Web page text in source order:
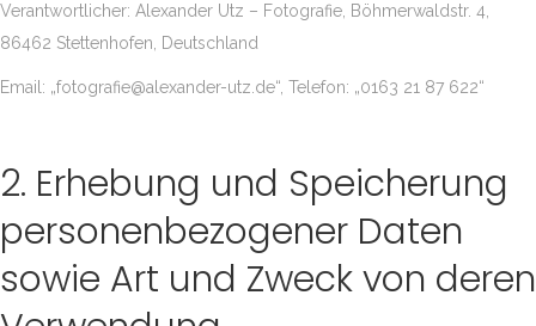
Verantwortlicher: Alexander Utz – Fotografie, Böhmerwaldstr. 4,
86462 Stettenhofen, Deutschland
Email: „fotografie@alexander-utz.de“, Telefon: „0163 21 87 622“
2. Erhebung und Speicherung
personenbezogener Daten
sowie Art und Zweck von deren